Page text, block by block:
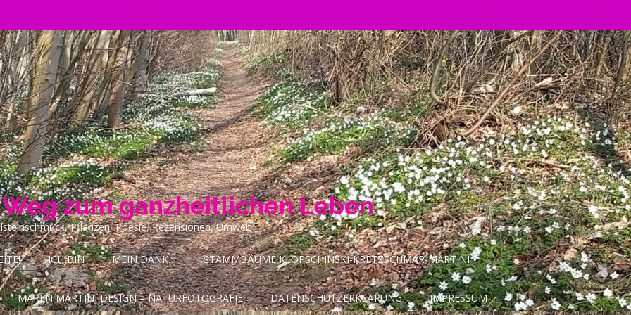
zum ganzheitlichen Leben
Pflanzen, Poesie, Rezensionen, Umwelt
ICH BIN MEIN DANK… STAMMBÄUME KLOPSCHINSKI-KRETZSCHMAR-MARTINI
MAREN MARTINI DESIGN – NATURFOTOGRAFIE DATENSCHUTZERKLÄRUNG IMPRESSUM